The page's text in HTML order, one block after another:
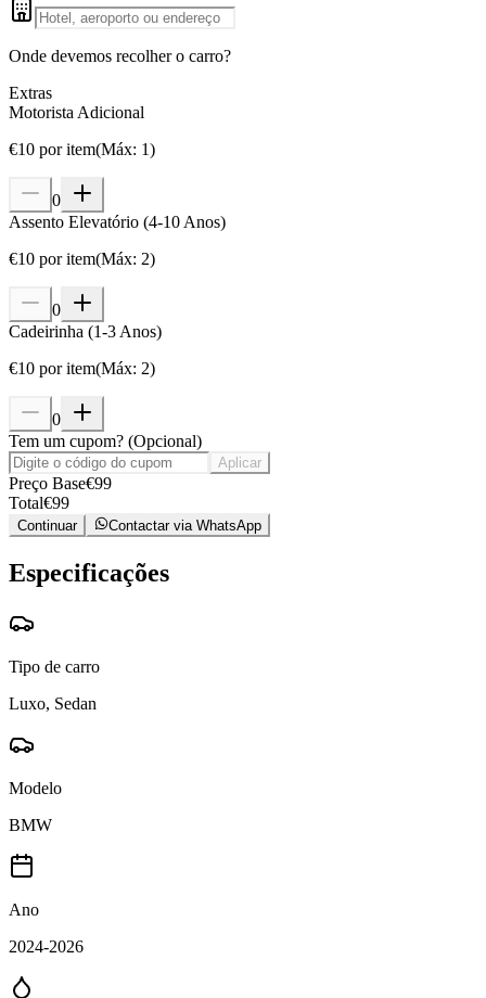
Onde devemos recolher o carro?
Extras
Motorista Adicional
€10 por item(Máx: 1)
0
Assento Elevatório (4-10 Anos)
€10 por item(Máx: 2)
0
Cadeirinha (1-3 Anos)
€10 por item(Máx: 2)
0
Tem um cupom? (Opcional)
Aplicar
Preço Base€99
Total€99
Continuar Contactar via WhatsApp
Especificações
Tipo de carro
Luxo, Sedan
Modelo
BMW
Ano
2024-2026